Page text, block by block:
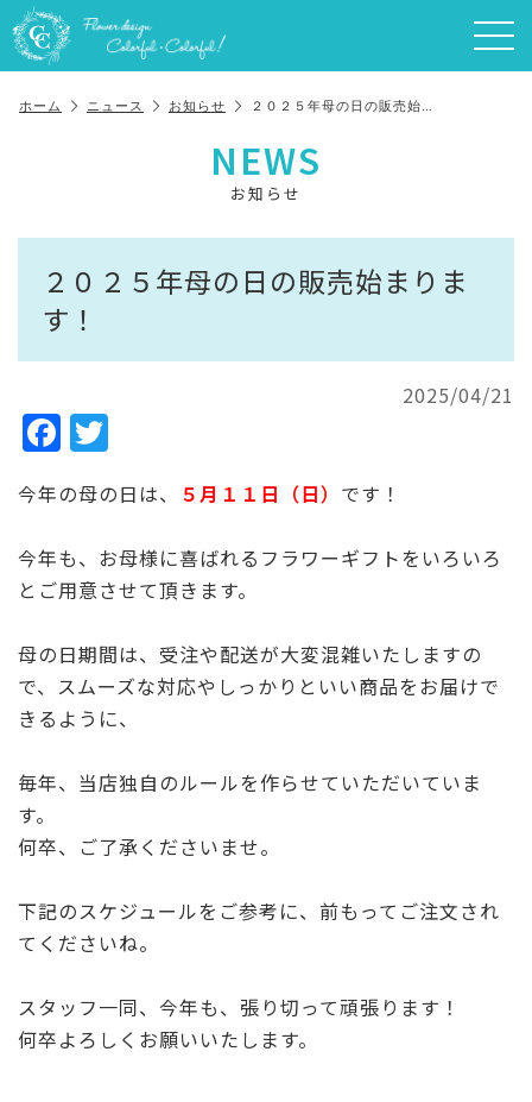
ホーム ニュース お知らせ ２０２５年母の日の販売始…
NEWS
お知らせ
２０２５年母の日の販売始まりま
す！
2025/04/21
F
a
c
e
b
o
k
it
te
r
今年の母の日は、 ５月１１日（日） です！
今年も、お母様に喜ばれるフラワーギフトをいろいろ
とご用意させて頂きます。
母の日期間は、受注や配送が大変混雑いたしますの
で、スムーズな対応やしっかりといい商品をお届けで
きるように、
毎年、当店独自のルールを作らせていただいていま
す。
何卒、ご了承くださいませ。
下記のスケジュールをご参考に、前もってご注文され
てくださいね。
スタッフ一同、今年も、張り切って頑張ります！
何卒よろしくお願いいたします。